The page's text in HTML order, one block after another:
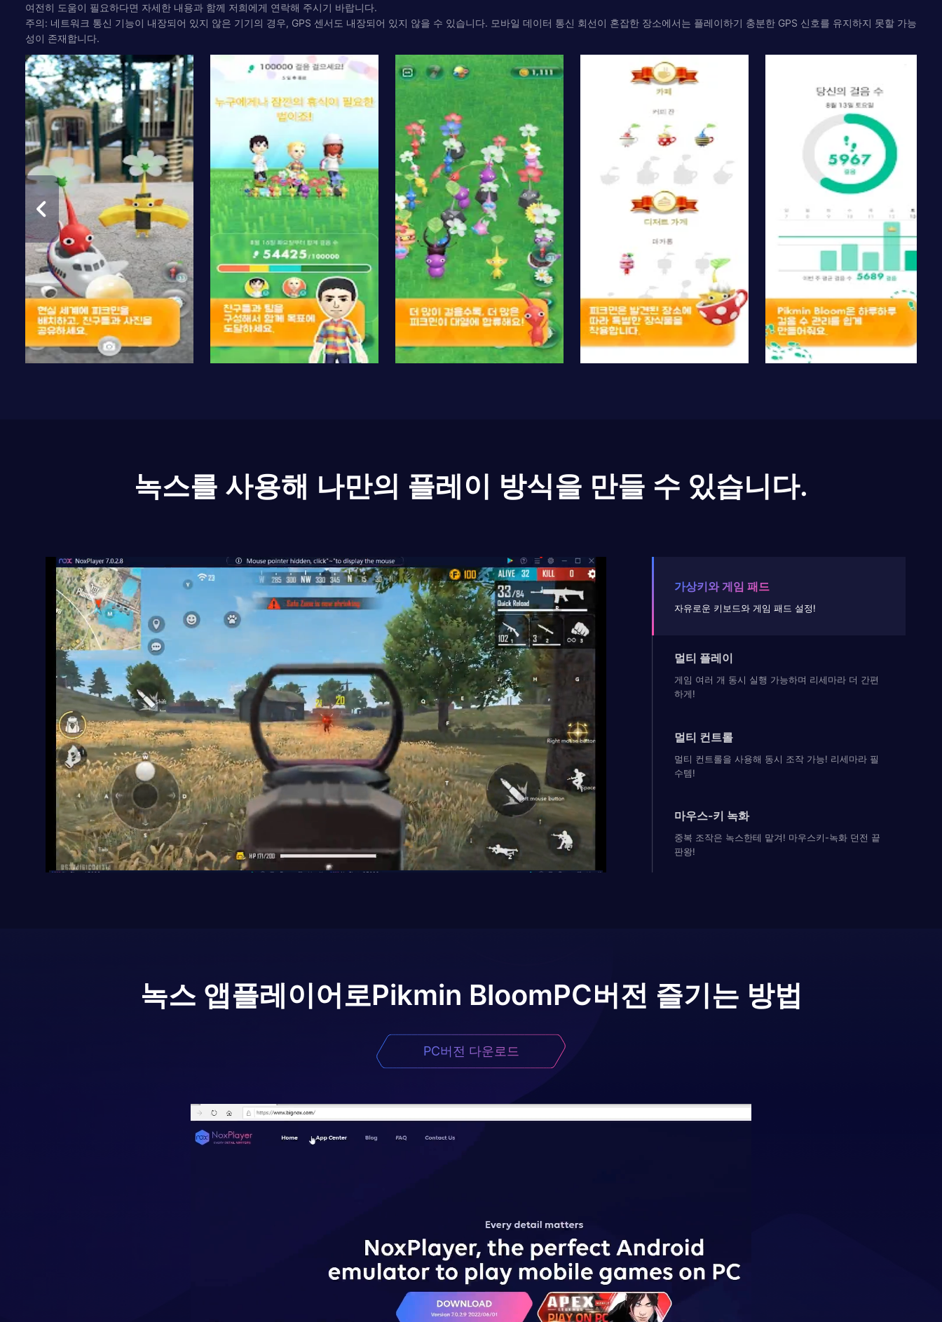
여전히 도움이 필요하다면 자세한 내용과 함께 저희에게 연락해 주시기 바랍니다.
주의: 네트워크 통신 기능이 내장되어 있지 않은 기기의 경우, GPS 센서도 내장되어 있지 않을 수 있습니다. 모바일 데이터 통신 회선이 혼잡한 장소에서는 플레이하기 충분한 GPS 신호를 유지하지 못할 가능
성이 존재합니다.
녹스를 사용해 나만의 플레이 방식을 만들 수 있습니다.
가상키와 게임 패드
자유로운 키보드와 게임 패드 설정!
멀티 플레이
게임 여러 개 동시 실행 가능하며 리세마라 더 간편
하게!
멀티 컨트롤
멀티 컨트롤을 사용해 동시 조작 가능! 리세마라 필
수템!
마우스-키 녹화
중복 조작은 녹스한테 맡겨! 마우스키-녹화 던전 끝
판왕!
녹스 앱플레이어로Pikmin BloomPC버전 즐기는 방법
PC버전 다운로드